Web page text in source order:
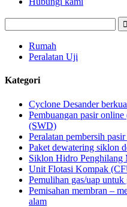
Rumah
Peralatan Uji
Kategori
Cyclone Desander
Pembuangan pasir
(SWD)
Peralatan pembersih
Paket dewatering siklon
Siklon Hidro Penghilang
Unit Flotasi Kompak
Pemulihan gas/uap untuk
Pemisahan membran –
alam